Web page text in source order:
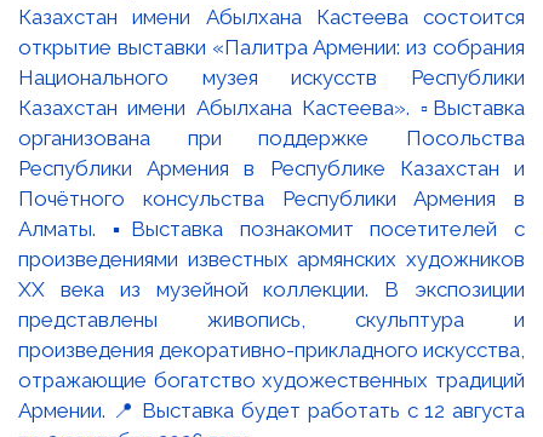
Казахстан имени Абылхана Кастеева состоится
открытие выставки «Палитра Армении: из собрания
Национального музея искусств Республики
Казахстан имени Абылхана Кастеева». ▫️Выставка
организована при поддержке Посольства
Республики Армения в Республике Казахстан и
Почётного консульства Республики Армения в
Алматы. ▪️Выставка познакомит посетителей с
произведениями известных армянских художников
XX века из музейной коллекции. В экспозиции
представлены живопись, скульптура и
произведения декоративно-прикладного искусства,
отражающие богатство художественных традиций
Армении. 📍 Выставка будет работать с 12 августа